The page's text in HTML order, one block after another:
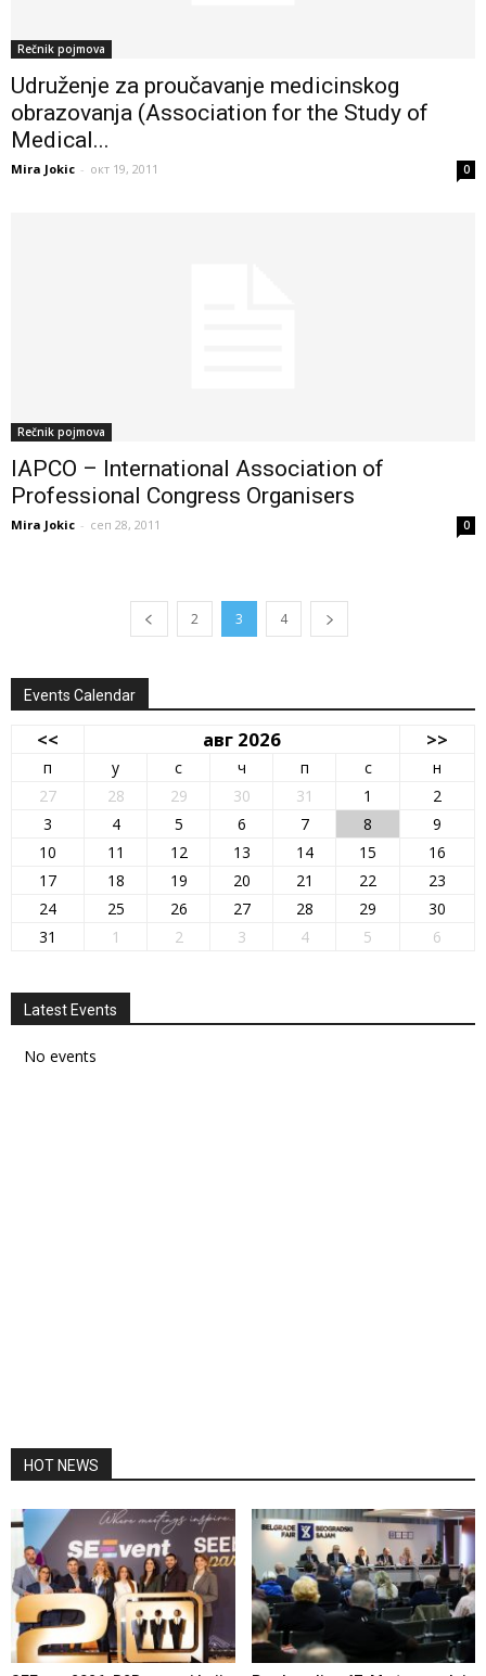
Rečnik pojmova
Udruženje za proučavanje medicinskog
obrazovanja (Association for the Study of
Medical...
Mira Jokic - окт 19, 2011 0
Rečnik pojmova
IAPCO – International Association of
Professional Congress Organisers
Mira Jokic - сеп 28, 2011 0
2 3 4
Events Calendar
<< авг 2026 >>
п у с ч п с
н
27
28 29 30 31 1
2
3
4 5 6 7 8
9
10
11 12 13 14 15
16
17
18 19 20 21 22
23
24
25 26 27 28 29
30
31
1 2 3 4 5 6
Latest Events
No events
HOT NEWS